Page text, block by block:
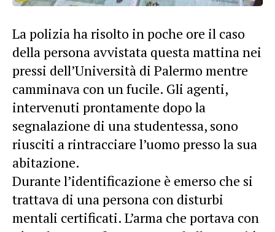
La polizia ha risolto in poche ore il caso
della persona avvistata questa mattina nei
pressi dell’Università di Palermo mentre
camminava con un fucile. Gli agenti,
intervenuti prontamente dopo la
segnalazione di una studentessa, sono
riusciti a rintracciare l’uomo presso la sua
abitazione.
Durante l’identificazione è emerso che si
trattava di una persona con disturbi
mentali certificati. L’arma che portava con